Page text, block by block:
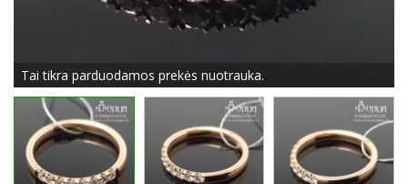
Tai tikra parduodamos prekės nuotrauka.